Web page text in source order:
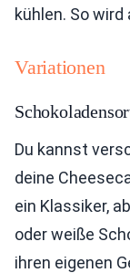
kühlen. So
Variationen
Du kannst
deine
ein Klassiker,
oder weiße
ihren eigenen